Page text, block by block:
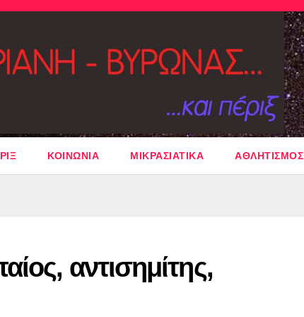
ΚΟΙΝΩΝΙΑ ΜΙΚΡΑΣΙΑΤΙΚΑ ΑΘΛΗΤΙΣΜΟΣ
αντισημίτης,